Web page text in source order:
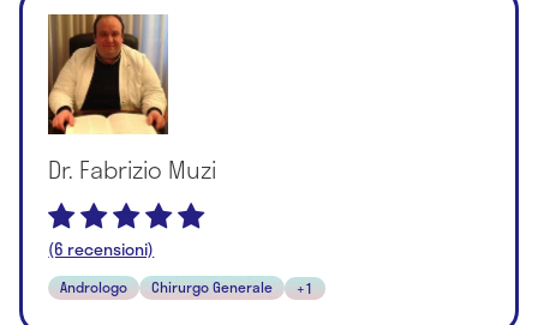
Dr. Fabrizio Muzi
(6 recensioni)
Andrologo Chirurgo Generale +1